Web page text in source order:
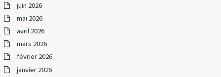
juin 2026
mai 2026
avril 2026
mars 2026
février 2026
janvier 2026